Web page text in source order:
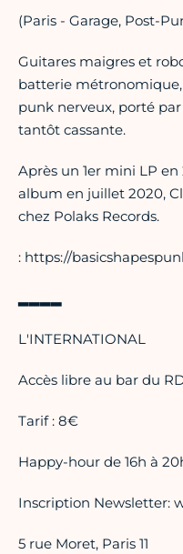
(Paris - Garage, Post-
Guitares maigres et
batterie métronomique,
punk nerveux, porté
tantôt cassante.
Après un 1er mini LP en
album en juillet 2020,
chez Polaks Records.
: https://
▂▂▂▂
L'INTERNATIONAL
Accès libre au bar du
Tarif : 8€
Happy-hour de 16h à
Inscription Newsletter:
5 rue Moret, Paris 11